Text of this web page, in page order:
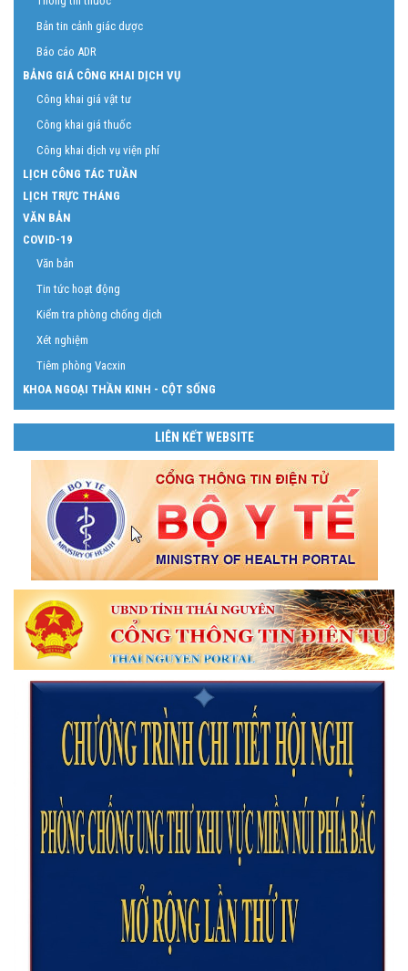
Bản tin cảnh giác dược
Báo cáo ADR
BẢNG GIÁ CÔNG KHAI DỊCH VỤ
Công khai giá vật tư
Công khai giá thuốc
Công khai dịch vụ viện phí
LỊCH CÔNG TÁC TUẦN
LỊCH TRỰC THÁNG
VĂN BẢN
COVID-19
Văn bản
Tin tức hoạt động
Kiểm tra phòng chống dịch
Xét nghiệm
Tiêm phòng Vacxin
KHOA NGOẠI THẦN KINH - CỘT SỐNG
LIÊN KẾT WEBSITE